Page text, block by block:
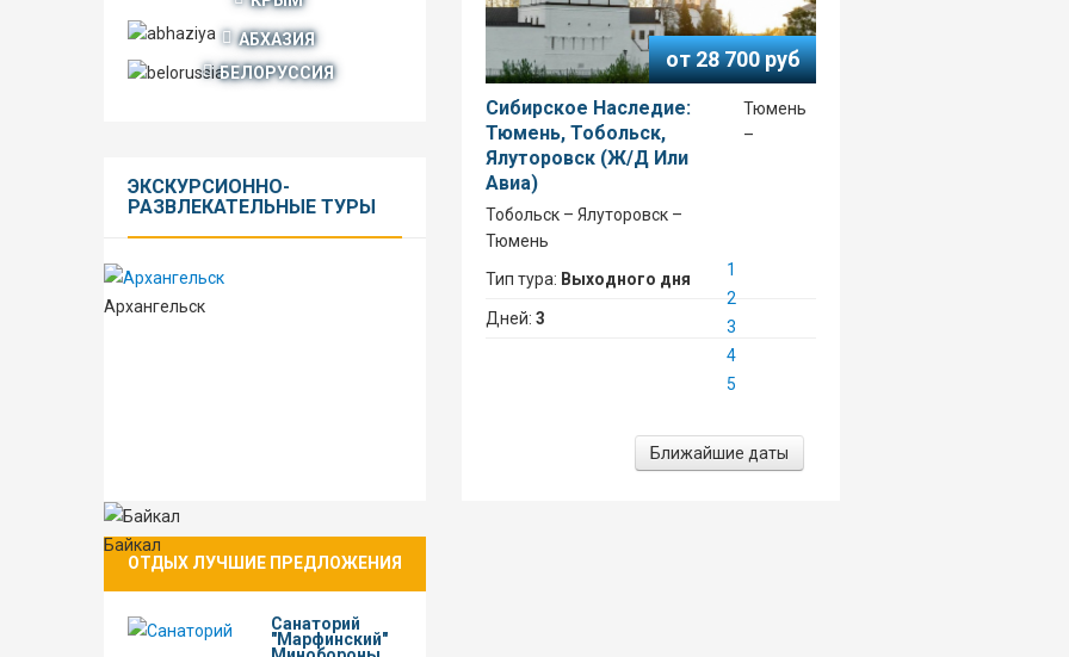
от 28 700 руб
Сибирское Наследие:
Тюмень, Тобольск,
Ялуторовск (ж/д Или
Авиа)
1
2
3
4
5
Тюмень
–
Тобольск – Ялуторовск –
Тюмень
Тип тура: Выходного дня
Дней: 3
Ближайшие даты
АБХАЗИЯ
БЕЛОРУССИЯ
ЭКСКУРСИОННО-
РАЗВЛЕКАТЕЛЬНЫЕ ТУРЫ
Архангельск
Байкал
ОТДЫХ ЛУЧШИЕ ПРЕДЛОЖЕНИЯ
Санаторий
"Марфинский"